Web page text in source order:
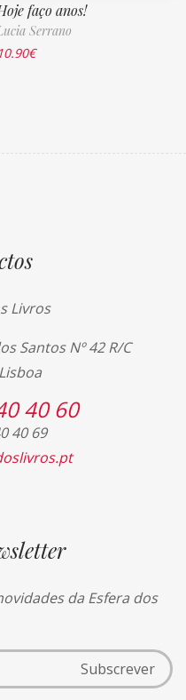
faço anos!
Serrano
10.90€
Livros
Santos Nº 42 R/C
40 60
40 69
da Esfera dos